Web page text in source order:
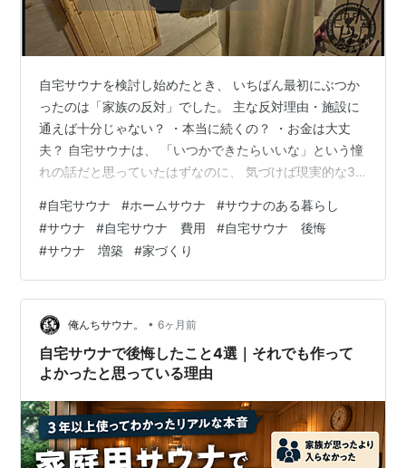
自宅サウナを検討し始めたとき、 いちばん最初にぶつか
ったのは「家族の反対」でした。 主な反対理由・施設に
通えば十分じゃない？ ・本当に続くの？ ・お金は大丈
夫？ 自宅サウナは、 「いつかできたらいいな」という憧
れの話だと思っていたはずなのに、 気づけば現実的な3
はいくらでも出てくる。 それでも迷い続けた末、僕は決
断しました。後悔しないために、何度も家族と話し合い
ながら。この記事では、 自宅サウナを家族に反対された
理由と、 それでも選んだ判断について整理して書いてい
ます。
#自宅サウナ #ホームサウナ #サウナのある暮らし
#サウナ #自宅サウナ 費用 #自宅サウナ 後悔
#サウナ 増築 #家づくり
俺んちサウナ。 • 6ヶ月前
自宅サウナで後悔したこと4選｜それでも作って
よかったと思っている理由